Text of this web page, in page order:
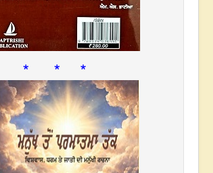
* * *